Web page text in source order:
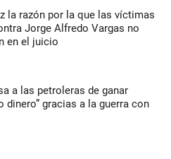
la razón por la que las víctimas
Jorge Alfredo Vargas no
en el juicio
a las petroleras de ganar
dinero” gracias a la guerra con